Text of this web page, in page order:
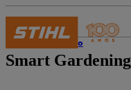
Inovação
Smart Gardening